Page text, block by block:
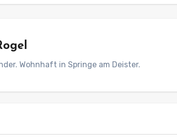
Wohnhaft in Springe am Deister.